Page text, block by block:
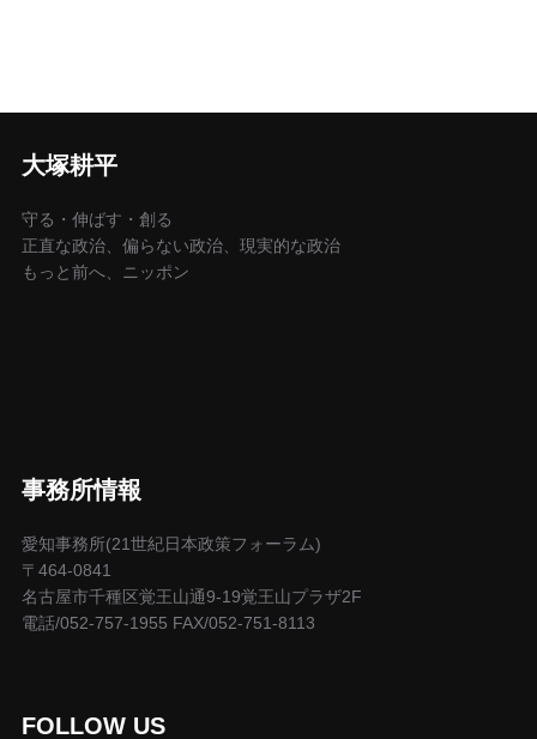
大塚耕平
守る・伸ばす・創る
正直な政治、偏らない政治、現実的な政治
もっと前へ、ニッポン
事務所情報
愛知事務所(21世紀日本政策フォーラム)
〒464-0841
名古屋市千種区覚王山通9-19覚王山プラザ2F
電話/052-757-1955 FAX/052-751-8113
FOLLOW US